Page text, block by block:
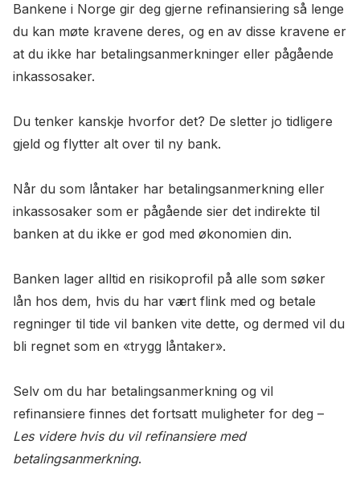
Bankene i Norge gir deg gjerne refinansiering så lenge
du kan møte kravene deres, og en av disse kravene er
at du ikke har betalingsanmerkninger eller pågående
inkassosaker.
Du tenker kanskje hvorfor det? De sletter jo tidligere
gjeld og flytter alt over til ny bank.
Når du som låntaker har betalingsanmerkning eller
inkassosaker som er pågående sier det indirekte til
banken at du ikke er god med økonomien din.
Banken lager alltid en risikoprofil på alle som søker
lån hos dem, hvis du har vært flink med og betale
regninger til tide vil banken vite dette, og dermed vil du
bli regnet som en «trygg låntaker».
Selv om du har betalingsanmerkning og vil
refinansiere finnes det fortsatt muligheter for deg –
Les videre hvis du vil refinansiere med
betalingsanmerkning.